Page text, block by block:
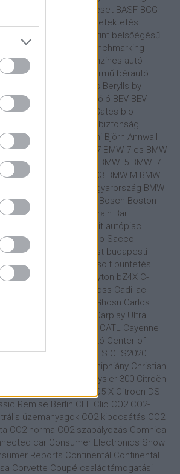
baleset BASF BCG
befektetés
Behind the Blueprint belsőégésű
belső égésű motor
benchmarking
Bentley
benzines autó
benzinmotoros jármű bérautó
Berylls Berylls by
Beszóló BEV BEV
Beyond Zero Bill Gates bio
biztonság
biztosító Bizzarrini Björn Annwall
BMW BMW 7 BMW 7-es BMW
Accounts
BMW i5 BMW i7
i7 M70
BMW iX3 BMW M BMW
BMW Magyarország BMW
BMW X5 Bosch Boston
Group
Brain Bar
brit autópiac
Bruno Le Maire
Bruno Sacco
Budapest budapest budapesti
Bujáki Zsolt büntetés
Class
Byton bZ4X C-
C5 Aircross Cadillac
Carlos Ghosn Carlos
Carplay Ultra
CATL Cayenne
cégautó Center of
Management
CES CES2020
chiphiány Christian
Chrysler 300 Citroën
Citroen C5 X Citroen DS
Remise Berlin CLE Clio CO2 CO2-
üzemanyagok CO2 kibocsátás CO2
CO2 norma CO2 szabályozás Comnica
car Consumer Electronics Show
Reports Continentál Continental
Corvette Coupé családtámogatási